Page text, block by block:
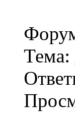
Тема: